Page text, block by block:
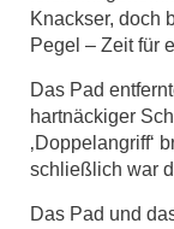
Knackser, doch
Pegel – Zeit für
Das Pad
hartnäckiger
‚Doppelangriff‘
schließlich war
Das Pad und